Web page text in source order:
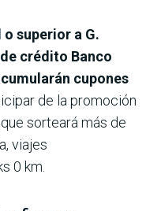
superior a G.
crédito Banco
cupones
de la promoción
sorteará más de
viajes
0 km.